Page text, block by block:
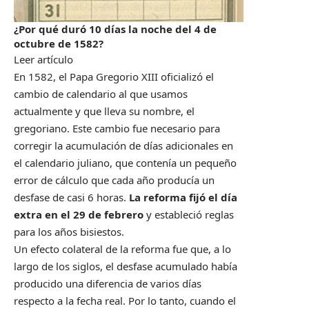
¿Por qué duró 10 días la noche del 4 de
octubre de 1582?
Leer artículo
En 1582, el Papa Gregorio XIII oficializó el
cambio de calendario al que usamos
actualmente y que lleva su nombre, el
gregoriano. Este cambio fue necesario para
corregir la acumulación de días adicionales en
el calendario juliano, que contenía un pequeño
error de cálculo que cada año producía un
desfase de casi 6 horas. La reforma fijó el día
extra en el 29 de febrero y estableció reglas
para los años bisiestos.
Un efecto colateral de la reforma fue que, a lo
largo de los siglos, el desfase acumulado había
producido una diferencia de varios días
respecto a la fecha real. Por lo tanto, cuando el